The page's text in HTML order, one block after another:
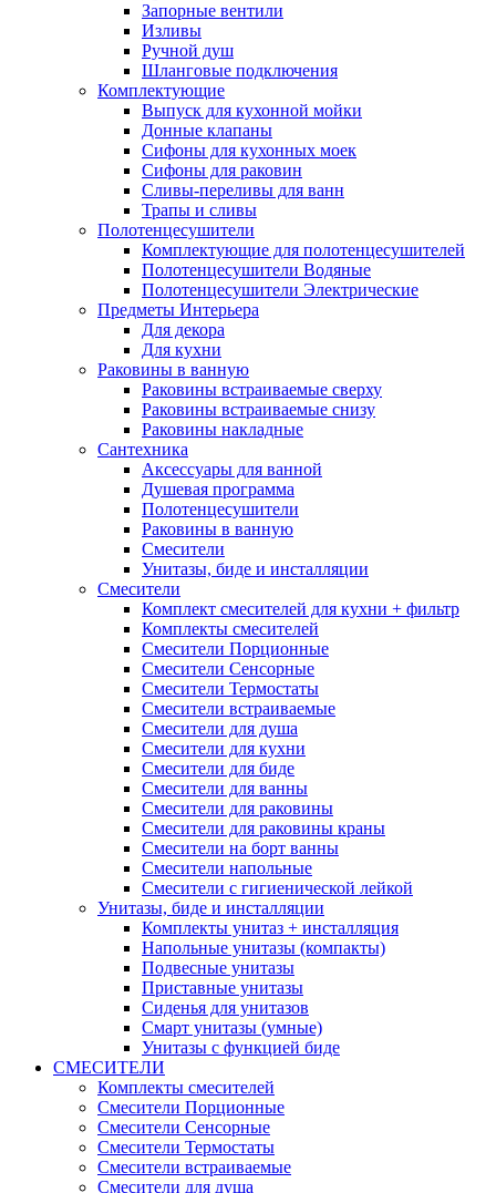
Запорные вентили
Изливы
Ручной душ
Шланговые подключения
Комплектующие
Выпуск для кухонной мойки
Донные клапаны
Сифоны для кухонных моек
Сифоны для раковин
Сливы-переливы для ванн
Трапы и сливы
Полотенцесушители
Комплектующие для полотенцесушителей
Полотенцесушители Водяные
Полотенцесушители Электрические
Предметы Интерьера
Для декора
Для кухни
Раковины в ванную
Раковины встраиваемые сверху
Раковины встраиваемые снизу
Раковины накладные
Сантехника
Аксессуары для ванной
Душевая программа
Полотенцесушители
Раковины в ванную
Смесители
Унитазы, биде и инсталляции
Смесители
Комплект смесителей для кухни + фильтр
Комплекты смесителей
Смесители Порционные
Смесители Сенсорные
Смесители Термостаты
Смесители встраиваемые
Смесители для душа
Смесители для кухни
Смесители для биде
Смесители для ванны
Смесители для раковины
Смесители для раковины краны
Смесители на борт ванны
Смесители напольные
Смесители с гигиенической лейкой
Унитазы, биде и инсталляции
Комплекты унитаз + инсталляция
Напольные унитазы (компакты)
Подвесные унитазы
Приставные унитазы
Сиденья для унитазов
Смарт унитазы (умные)
Унитазы с функцией биде
СМЕСИТЕЛИ
Комплекты смесителей
Смесители Порционные
Смесители Сенсорные
Смесители Термостаты
Смесители встраиваемые
Смесители для душа